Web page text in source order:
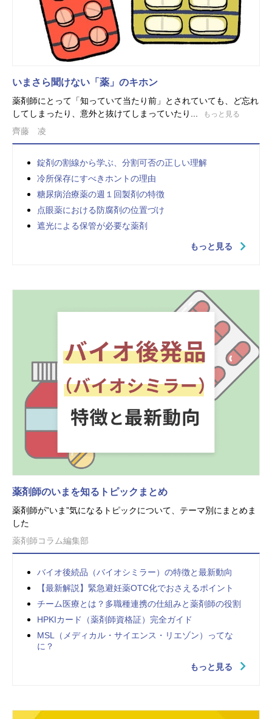
いまさら聞けない「薬」のキホン
薬剤師にとって「知っていて当たり前」とされていても、ど忘れ
してしまったり、意外と抜けてしまっていたり...
もっと見る
齊藤 凌
錠剤の割線から学ぶ、分割可否の正しい理解
冷所保存にすべきホントの理由
糖尿病治療薬の週１回製剤の特徴
点眼薬における防腐剤の位置づけ
遮光による保管が必要な薬剤
もっと見る
薬剤師のいまを知るトピックまとめ
薬剤師が”いま”気になるトピックについて、テーマ別にまとめま
した
薬剤師コラム編集部
バイオ後続品（バイオシミラー）の特徴と最新動向
【最新解説】緊急避妊薬OTC化でおさえるポイント
チーム医療とは？多職種連携の仕組みと薬剤師の役割
HPKIカード（薬剤師資格証）完全ガイド
MSL（メディカル・サイエンス・リエゾン）ってな
に？
もっと見る